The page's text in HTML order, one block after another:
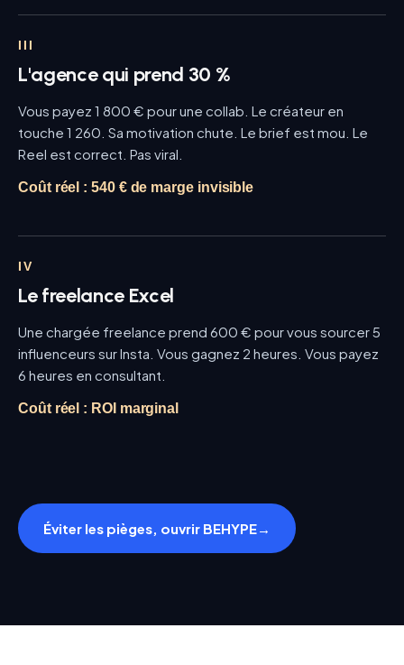
III
L'agence qui prend 30 %
Vous payez 1 800 € pour une collab. Le créateur en
touche 1 260. Sa motivation chute. Le brief est mou. Le
Reel est correct. Pas viral.
Coût réel :540 € de marge invisible
IV
Le freelance Excel
Une chargée freelance prend 600 € pour vous sourcer 5
influenceurs sur Insta. Vous gagnez 2 heures. Vous payez
6 heures en consultant.
Coût réel : ROI marginal
Éviter les pièges, ouvrir BEHYPE→